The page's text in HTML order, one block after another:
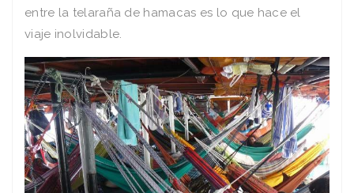
entre la telaraña de hamacas es lo que hace el
viaje inolvidable.